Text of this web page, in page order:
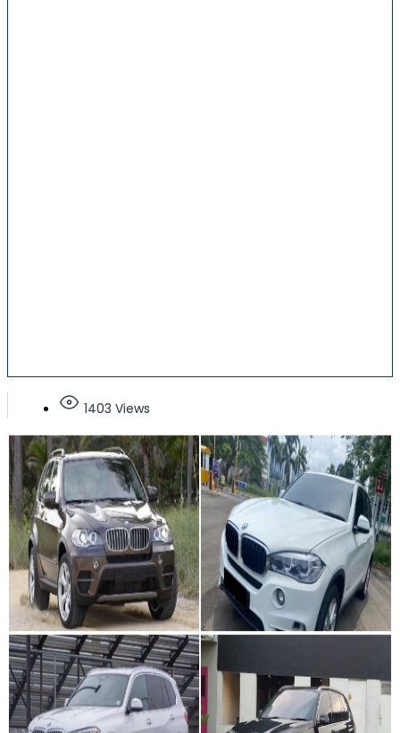
1403 Views